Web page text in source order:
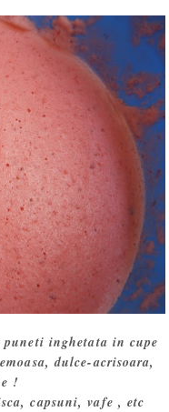
puneti inghetata in cupe
dulce-acrisoara,
!
capsuni, vafe , etc